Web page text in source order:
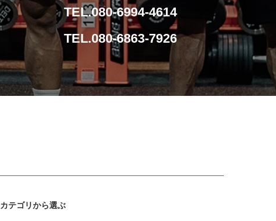
TEL.080-6994-4614
TEL.080-6863-7926
カテゴリから選ぶ